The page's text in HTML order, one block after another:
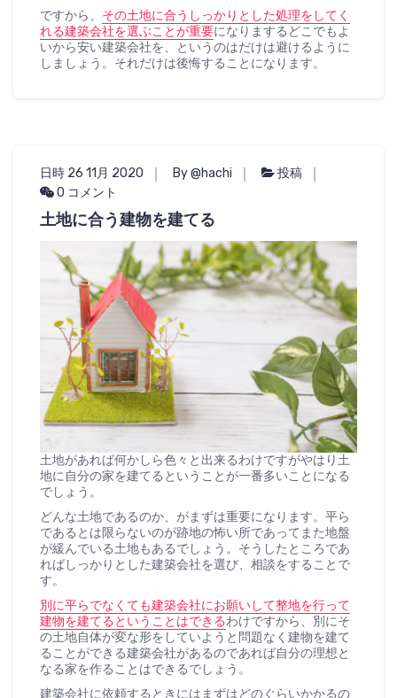
ですから、 その土地に合うしっかりとした処理をしてく
れる建築会社を選ぶことが重要になりまするどこでもよ
いから安い建築会社を、というのはだけは避けるように
しましょう。それだけは後悔することになります。
日時 26 11月 2020 By @hachi
投稿
0 コメント
土地に合う建物を建てる
土地があれば何かしら色々と出来るわけですがやはり土
地に自分の家を建てるということが一番多いことになる
でしょう。
どんな土地であるのか、がまずは重要になります。平ら
であるとは限らないのが跡地の怖い所であってまた地盤
が緩んでいる土地もあるでしょう。そうしたところであ
ればしっかりとした建築会社を選び、相談をすることで
す。
別に平らでなくても建築会社にお願いして整地を行って
建物を建てるということはできるわけですから、別にそ
の土地自体が変な形をしていようと問題なく建物を建て
ることができる建築会社があるのであれば自分の理想と
なる家を作ることはできるでしょう。
建築会社に依頼するときにはまずはどのぐらいかかるの